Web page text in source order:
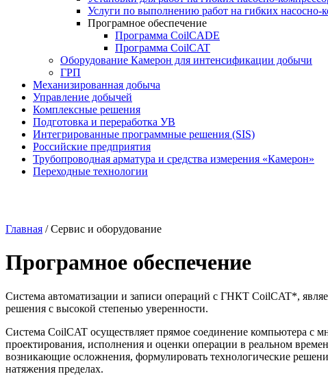
Услуги по выполнению работ на гибких насосно-
Програмное обеспечение
Программа CoilCADE
Программа CoilCAT
Оборудование Камерон для интенсификации добычи
ГРП
Механизированная добыча
Управление добычей
Комплексные решения
Подготовка и переработка УВ
Интегрированные программные решения (SIS)
Российские предприятия
Трубопроводная арматура и средства измерения «Камерон»
Переходные технологии
Главная /Сервис и оборудование
Програмное обеспечение
Система автоматизации и записи операций с ГНКТ CoilCAT*,
решения с высокой степенью уверенности.
Система CoilCAT осуществляет прямое соединение компьютера с
проектирования, исполнения и оценки операции в реальном
возникающие осложнения, формулировать технологические
натяжения пределах.